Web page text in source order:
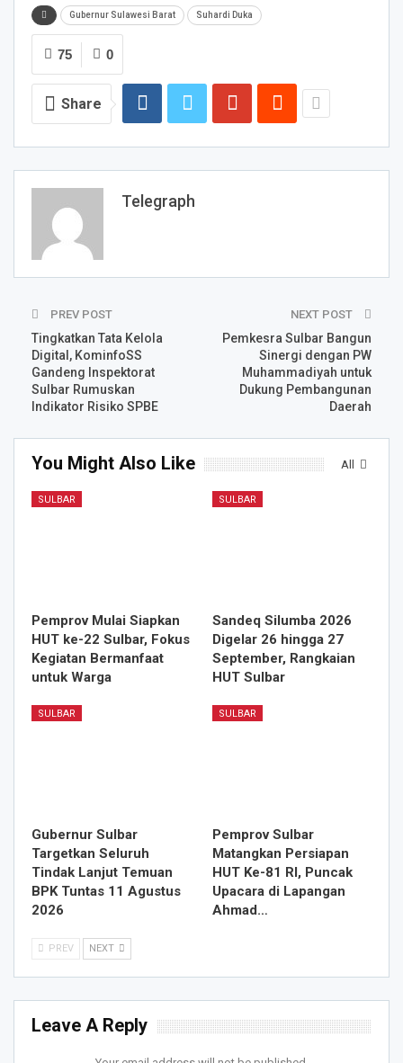
Gubernur Sulawesi Barat Suhardi Duka
0
75
Share
Telegraph
PREV POST
Tingkatkan Tata Kelola
Digital, KominfoSS
Gandeng Inspektorat
Sulbar Rumuskan
Indikator Risiko SPBE
NEXT POST
Pemkesra Sulbar Bangun
Sinergi dengan PW
Muhammadiyah untuk
Dukung Pembangunan
Daerah
All
You Might Also Like
SULBAR
Pemprov Mulai Siapkan
HUT ke-22 Sulbar, Fokus
Kegiatan Bermanfaat
untuk Warga
SULBAR
Sandeq Silumba 2026
Digelar 26 hingga 27
September, Rangkaian
HUT Sulbar
SULBAR
Gubernur Sulbar
Targetkan Seluruh
Tindak Lanjut Temuan
BPK Tuntas 11 Agustus
2026
SULBAR
Pemprov Sulbar
Matangkan Persiapan
HUT Ke-81 RI, Puncak
Upacara di Lapangan
Ahmad…
PREV NEXT
Leave A Reply